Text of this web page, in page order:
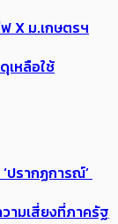
X ม.เกษตรฯ
เหลือใช้
ปรากฏการณ์’
ามเสี่ยงที่ภาครัฐ